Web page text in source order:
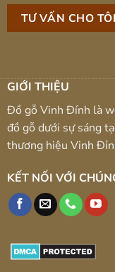
GIỚI THIỆU
Đồ gỗ Vinh Đính là
đồ gỗ dưới sự sáng
thương hiệu Vinh
KẾT NỐI VỚI